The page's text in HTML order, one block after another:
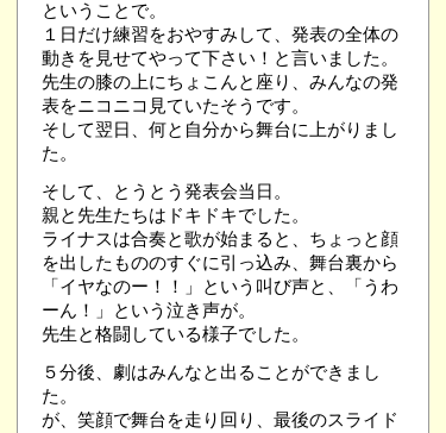
ということで。
１日だけ練習をおやすみして、発表の全体の
動きを見せてやって下さい！と言いました。
先生の膝の上にちょこんと座り、みんなの発
表をニコニコ見ていたそうです。
そして翌日、何と自分から舞台に上がりまし
た。
そして、とうとう発表会当日。
親と先生たちはドキドキでした。
ライナスは合奏と歌が始まると、ちょっと顔
を出したもののすぐに引っ込み、舞台裏から
「イヤなのー！！」という叫び声と、「うわ
ーん！」という泣き声が。
先生と格闘している様子でした。
５分後、劇はみんなと出ることができまし
た。
が、笑顔で舞台を走り回り、最後のスライド